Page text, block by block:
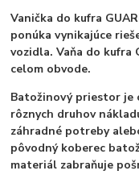
Vanička do kufra
ponúka vynikajúce
vozidla. Vaňa do kufra
celom obvode.
Batožinový priestor je
rôznych druhov
záhradné potreby
pôvodný koberec
materiál zabraňuje